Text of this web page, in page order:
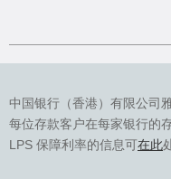
中国银行（香港）有限公司
每位存款客户在每家银行的
LPS 保障利率的信息可在此